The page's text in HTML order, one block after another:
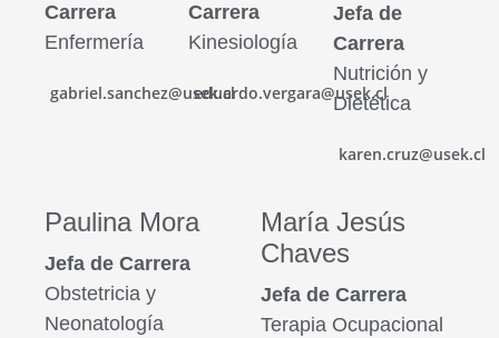
Carrera
Enfermería
gabriel.sanchez@usek.cl
Carrera
Kinesiología
eduardo.vergara@usek.cl
Jefa de
Carrera
Nutrición y
Dietética
karen.cruz@usek.cl
Paulina Mora
Jefa de Carrera
Obstetricia y
Neonatología
María Jesús
Chaves
Jefa de Carrera
Terapia Ocupacional